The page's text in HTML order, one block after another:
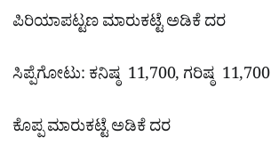
ಪಿರಿಯಾಪಟ್ಟಣ ಮಾರುಕಟ್ಟೆ ಅಡಿಕೆ ದರ
ಸಿಪ್ಪೆಗೋಟು: ಕನಿಷ್ಠ 11,700, ಗರಿಷ್ಠ 11,700
ಕೊಪ್ಪ ಮಾರುಕಟ್ಟೆ ಅಡಿಕೆ ದರ